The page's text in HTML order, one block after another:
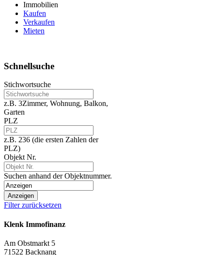
Immobilien
Kaufen
Verkaufen
Mieten
Schnellsuche
Stichwortsuche
z.B. 3Zimmer, Wohnung, Balkon,
Garten
PLZ
z.B. 236 (die ersten Zahlen der
PLZ)
Objekt Nr.
Suchen anhand der Objektnummer.
Filter zurücksetzen
Klenk Immofinanz
Am Obstmarkt 5
71522 Backnang